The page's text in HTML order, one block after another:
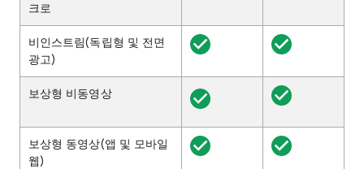
크로
비인스트림(독립형 및 전면
광고)
보상형 비동영상
보상형 동영상(앱 및 모바일
웹)